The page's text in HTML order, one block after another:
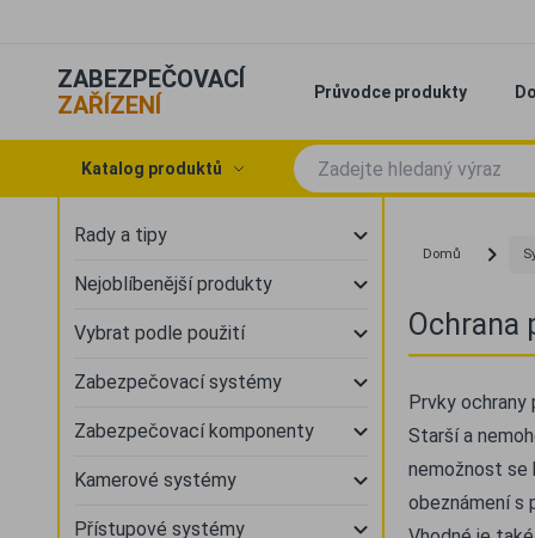
ZABEZPEČOVACÍ
ZAŘÍZENÍ
Průvodce produkty
Katalog produktů
Rady a tipy
Nejoblíbenější produkty
Vybrat podle použití
Zabezpečovací systémy
Zabezpečovací komponenty
Kamerové systémy
Přístupové systémy
Domů
Ochrana
Prvky ochrany
Starší a
nemožnost se
obeznámení s